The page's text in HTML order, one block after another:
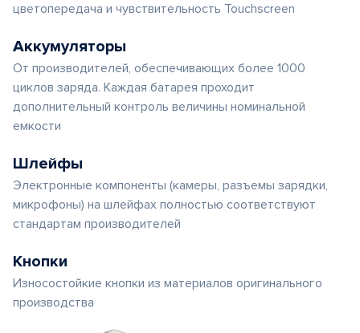
цветопередача и чувствительность Touchscreen
Аккумуляторы
От производителей, обеспечивающих более 1000
циклов заряда. Каждая батарея проходит
дополнительный контроль величины номинальной
емкости
Шлейфы
Электронные компоненты (камеры, разъемы зарядки,
микрофоны) на шлейфах полностью соответствуют
стандартам производителей
Кнопки
Износостойкие кнопки из материалов оригинального
производства